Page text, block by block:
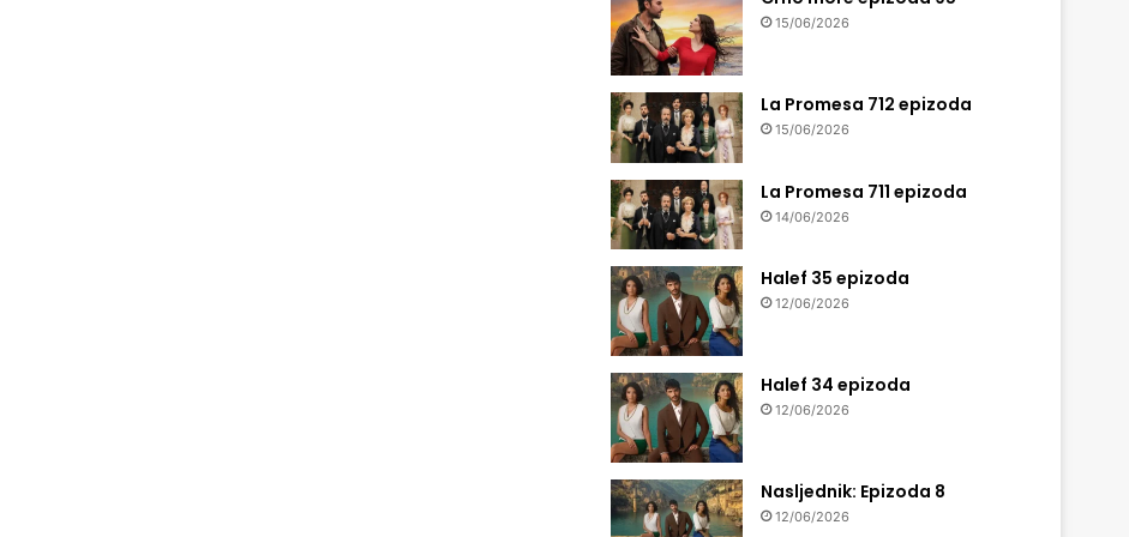
15/06/2026
La Promesa 712 epizoda
15/06/2026
La Promesa 711 epizoda
14/06/2026
Halef 35 epizoda
12/06/2026
Halef 34 epizoda
12/06/2026
Nasljednik: Epizoda 8
12/06/2026